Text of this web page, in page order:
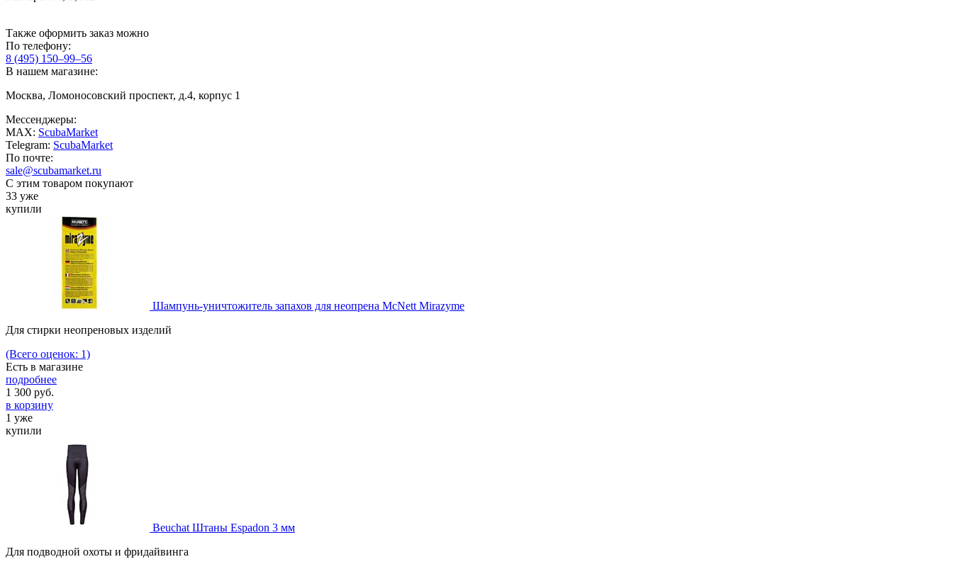
Также оформить заказ можно
По телефону:
8 (495) 150–99–56
В нашем магазине:
Москва, Ломоносовский проспект, д.4, корпус 1
Мессенджеры:
MAX: ScubaMarket
Telegram: ScubaMarket
По почте:
sale@scubamarket.ru
С этим товаром покупают
33 уже
купили
Шампунь-уничтожитель запахов для неопрена McNett Mirazyme
Для стирки неопреновых изделий
(Всего оценок: 1)
Есть в магазине
подробнее
1 300 руб.
в корзину
1 уже
купили
Beuchat Штаны Espadon 3 мм
Для подводной охоты и фридайвинга